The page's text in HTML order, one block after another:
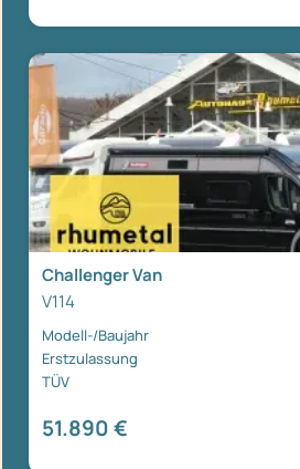
Challenger Van
V114
Modell-/Baujahr
Erstzulassung
TÜV
51.890 €